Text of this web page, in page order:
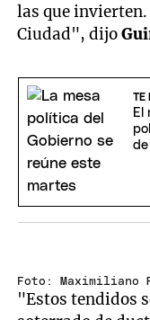
las que
Ciudad", dijo
TE
El
Foto: Maximiliano
"Estos tendidos